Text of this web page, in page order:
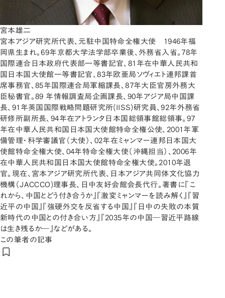
宮本雄二
宮本アジア研究所代表、元駐中国特命全権大使 1946年福
岡県生まれ。69年京都大学法学部卒業後、外務省入省。78年
国際連合日本政府代表部一等書記官、81年在中華人民共和
国日本国大使館一等書記官、83年欧亜局ソヴィエト連邦課首
席事務官、85年国際連合局軍縮課長、87年大臣官房外務大
臣秘書官。89 年情報調査局企画課長、90年アジア局中国課
長、91年英国国際戦略問題研究所(IISS)研究員、92年外務省
研修所副所長、94年在アトランタ日本国総領事館総領事。97
年在中華人民共和国日本国大使館特命全権公使、2001年軍
備管理・科学審議官（大使）、02年在ミャンマー連邦日本国大
使館特命全権大使、04年特命全権大使（沖縄担当）、2006年
在中華人民共和国日本国大使館特命全権大使。2010年退
官。現在、宮本アジア研究所代表、日本アジア共同体文化協力
機構（JACCCO)理事長、日中友好会館会長代行。著書に『こ
れから、中国とどう付き合うか』『激変ミャンマーを読み解く』『習
近平の中国』『強硬外交を反省する中国』『日中の失敗の本質
新時代の中国との付き合い方』『2035年の中国―習近平路線
は生き残るか―』などがある。
この筆者の記事